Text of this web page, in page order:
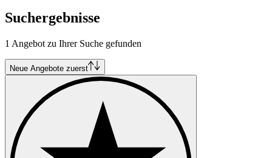
Suchergebnisse
1 Angebot zu Ihrer Suche gefunden
Neue Angebote zuerst